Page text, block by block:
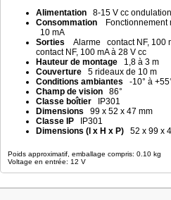
Alimentation 8-15 V cc
Consommation Fonctionnement
10 mA
Sorties Alarme contact NF, 100
contact NF, 100 mA à 28 V cc
Hauteur de montage 1,8 à 3 m
Couverture 5 rideaux de 10 m
Conditions ambiantes -10° à
Champ de vision 86°
Classe boîtier IP301
Dimensions 99 x 52 x 47 mm
Classe IP IP301
Dimensions (l x H x P) 52 x 99 x
Poids approximatif, emballage compris: 0.10 kg
Voltage en entrée: 12 V